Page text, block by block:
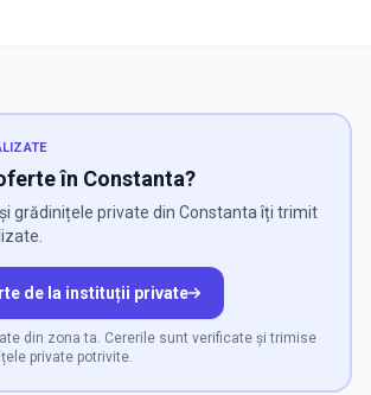
în Constanta?
grădinițele private din Constanta îți trimit
de la instituții private
din zona ta. Cererile sunt verificate și trimise
private potrivite.